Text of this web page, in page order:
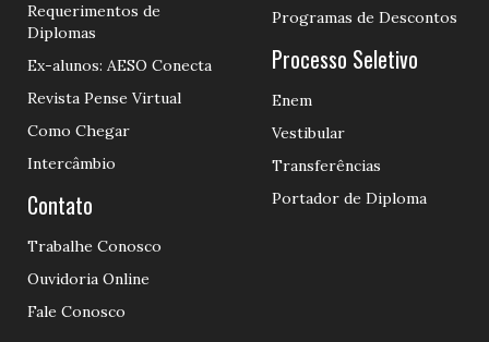
Requerimentos de
Diplomas
Ex-alunos: AESO Conecta
Revista Pense Virtual
Como Chegar
Intercâmbio
Contato
Trabalhe Conosco
Ouvidoria Online
Fale Conosco
Programas de Descontos
Processo Seletivo
Enem
Vestibular
Transferências
Portador de Diploma